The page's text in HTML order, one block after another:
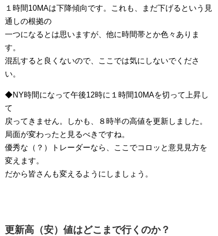
１時間10MAは下降傾向です。これも、まだ下げるという見
通しの根拠の
一つになるとは思いますが、他に時間帯とか色々ありま
す。
混乱すると良くないので、ここでは気にしないでくださ
い。
◆NY時間になって午後12時に１時間10MAを切って上昇し
て
戻ってきません。しかも、８時半の高値を更新しました。
局面が変わったと見るべきですね。
優秀な（？）トレーダーなら、ここでコロッと意見見方を
変えます。
だから皆さんも変えるようにしましょう。
更新高（安）値はどこまで行くのか？